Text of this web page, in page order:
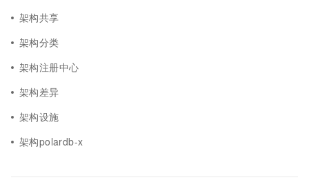
架构共享
架构分类
架构注册中心
架构差异
架构设施
架构polardb-x